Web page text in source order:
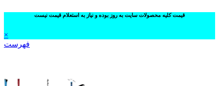
قیمت کلیه محصولات سایت به روز بوده و نیاز به استعلام قیمت نیست
×
فهرست